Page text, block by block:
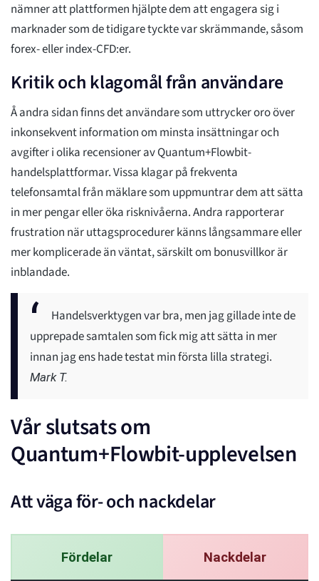
nämner att plattformen hjälpte dem att engagera sig i
marknader som de tidigare tyckte var skrämmande, såsom
forex- eller index-CFD:er.
Kritik och klagomål från användare
Å andra sidan finns det användare som uttrycker oro över
inkonsekvent information om minsta insättningar och
avgifter i olika recensioner av Quantum+Flowbit-
handelsplattformar. Vissa klagar på frekventa
telefonsamtal från mäklare som uppmuntrar dem att sätta
in mer pengar eller öka risknivåerna. Andra rapporterar
frustration när uttagsprocedurer känns långsammare eller
mer komplicerade än väntat, särskilt om bonusvillkor är
inblandade.
Handelsverktygen var bra, men jag gillade inte de
upprepade samtalen som fick mig att sätta in mer
innan jag ens hade testat min första lilla strategi.
Mark T.
Vår slutsats om
Quantum+Flowbit-upplevelsen
Att väga för- och nackdelar
Fördelar Nackdelar